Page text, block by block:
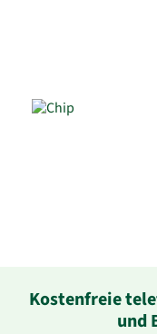
Kostenfreie
und